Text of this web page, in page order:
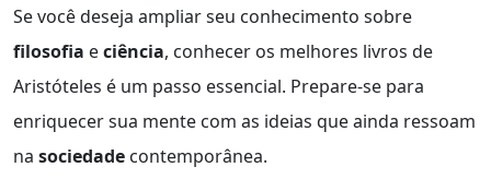
Se você deseja ampliar seu conhecimento sobre
filosofia eciência, conhecer os melhores livros de
Aristóteles é um passo essencial. Prepare-se para
enriquecer sua mente com as ideias que ainda ressoam
na sociedade contemporânea.